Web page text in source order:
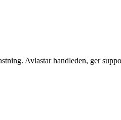
Avlastar handleden, ger